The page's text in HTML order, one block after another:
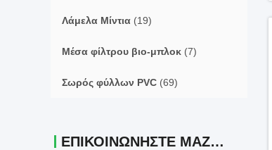
Λάμελα Μίντια (19)
Μέσα φίλτρου βιο-μπλοκ (7)
Σωρός φύλλων PVC (69)
ΕΠΙΚΟΙΝΩΝΉΣΤΕ ΜΑΖΊ ΜΑΣ.